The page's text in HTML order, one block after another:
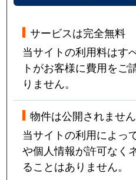
サービスは完全無料
当サイトの利用料はす
トがお客様に費用をご
りません。
物件は公開されません
当サイトの利用によっ
や個人情報が許可なく
ることはありません。